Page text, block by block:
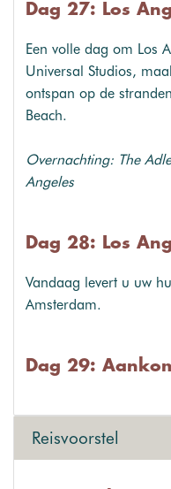
Dag 27: Los
Een volle dag om Los
Universal Studios,
ontspan op de
Beach.
Overnachting: The
Angeles
Dag 28: Los
Vandaag levert u uw
Amsterdam.
Dag 29:
Reisvoorstel